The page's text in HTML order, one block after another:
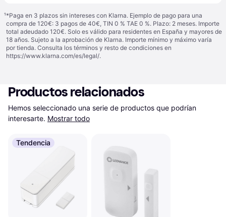
¹*Paga en 3 plazos sin intereses con Klarna. Ejemplo de pago para una
compra de 120€: 3 pagos de 40€, TIN 0 % TAE 0 %. Plazo: 2 meses. Importe
total adeudado 120€. Solo es válido para residentes en España y mayores de
18 años. Sujeto a la aprobación de Klarna. Importe mínimo y máximo varía
por tienda. Consulta los términos y resto de condiciones en
https://www.klarna.com/es/legal/.
Productos relacionados
Hemos seleccionado una serie de productos que podrían
interesarte. Mostrar todo
Tendencia